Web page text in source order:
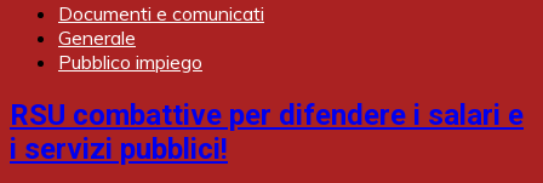
Documenti e comunicati
Generale
Pubblico impiego
RSU combattive per difendere i salari e
i servizi pubblici!